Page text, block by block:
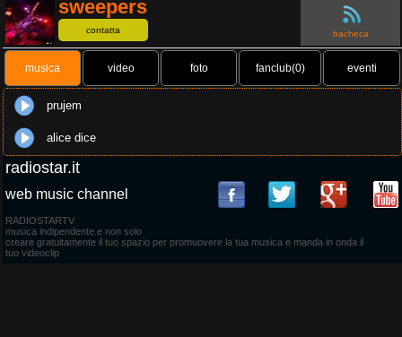
sweepers
contatta bacheca
musica video foto fanclub(0) eventi
prujem
alice dice
radiostar.it
web music channel
RADIOSTARTV
musica indipendente e non solo
creare gratuitamente il tuo spazio per promuovere la tua musica e manda in onda il
tuo videoclip